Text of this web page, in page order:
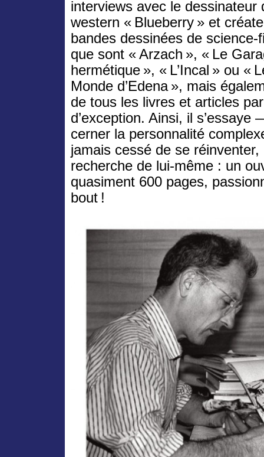
interviews avec le dessinateur
western « Blueberry » et
bandes dessinées de science-
que sont « Arzach », « Le
hermétique », « L’Incal » ou «
Monde d’Edena », mais
de tous les livres et articles
d’exception. Ainsi, il
cerner la personnalité
jamais cessé de se réinventer,
recherche de lui-même : un
quasiment 600 pages,
bout !